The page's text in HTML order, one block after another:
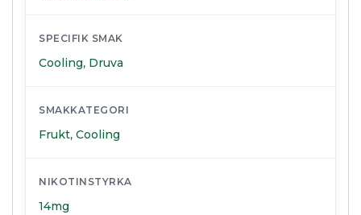
SPECIFIK SMAK
Cooling, Druva
SMAKKATEGORI
Frukt, Cooling
NIKOTINSTYRKA
14mg